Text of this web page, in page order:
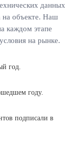
данных
на объекте. Наш
каждом этапе
на рынке.
год.
году.
подписали в